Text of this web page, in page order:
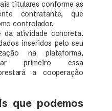
titulares conforme as
contratante, que
controlador.
da atividade concreta.
inseridos pelo seu
na plataforma,
primeiro essa
a cooperação
que podemos